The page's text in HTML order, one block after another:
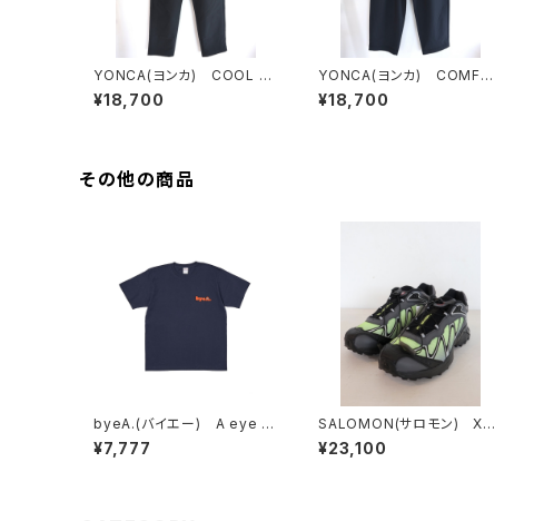
YONCA(ヨンカ) COOL T
ECH PANTS
¥18,700
YONCA(ヨンカ) COMFOR
T TECH FLEECE PANT WI
DE
¥18,700
その他の商品
byeA.(バイエー) A eye T
EE
¥7,777
SALOMON(サロモン) XTｰ
WHISPER
¥23,100